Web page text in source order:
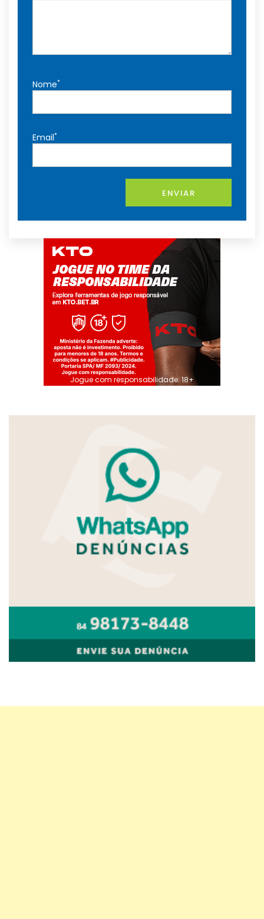
Nome*
Email*
ENVIAR
Jogue com responsabilidade. 18+